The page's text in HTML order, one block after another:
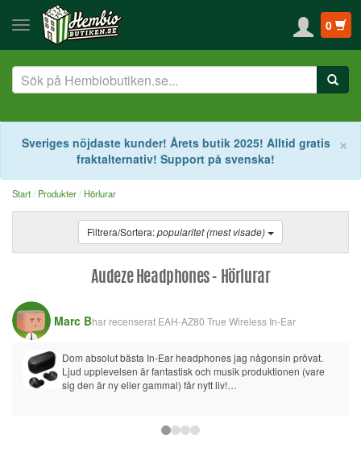
0
×
Sveriges nöjdaste kunder! Årets butik 2025! Alltid gratis
fraktalternativ! Support på svenska!
Start Produkter Hörlurar
Filtrera/Sortera:popularitet (mest visade)
Audeze Headphones - Hörlurar
Marc Bhar recenserat EAH-AZ80 True Wireless In-Ear
Dom absolut bästa In-Ear headphones jag någonsin prövat.
Ljud upplevelsen är fantastisk och musik produktionen (vare
sig den är ny eller gammal) får nytt liv!